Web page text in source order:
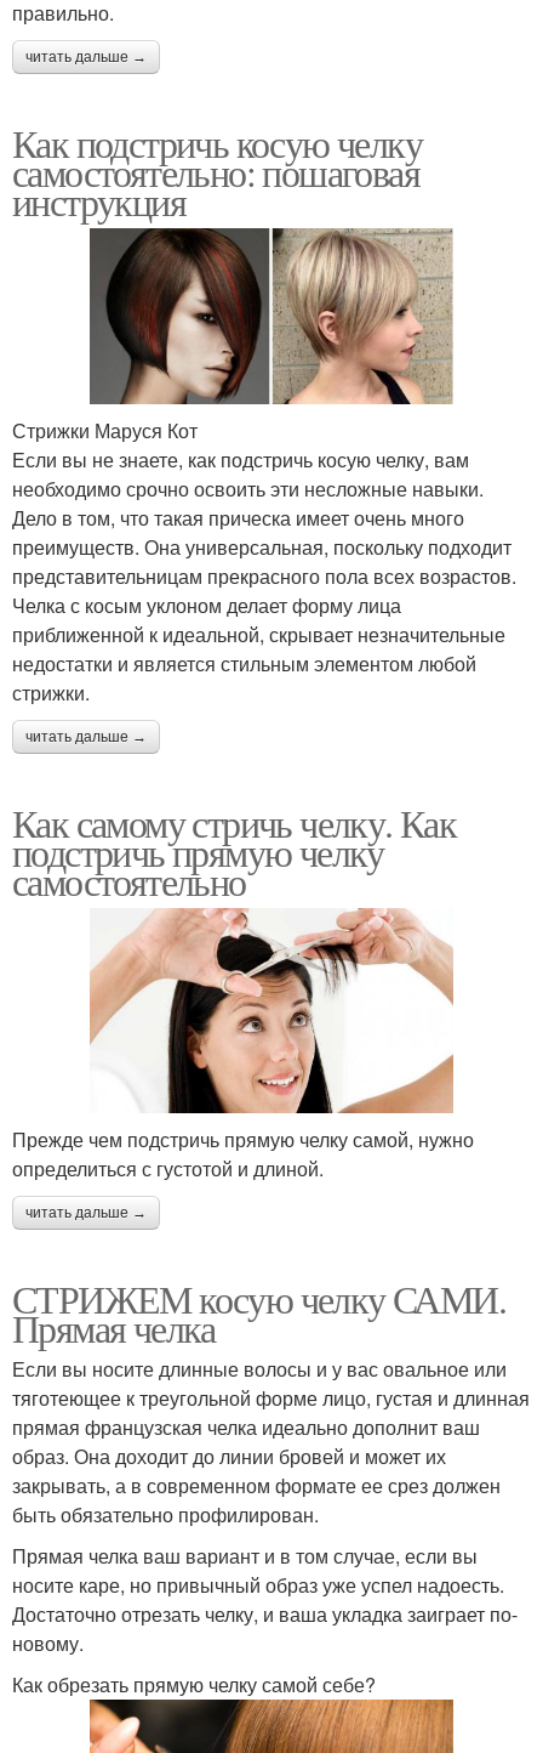
правильно.
читать дальше →
Как подстричь косую челку
самостоятельно: пошаговая
инструкция
Стрижки Маруся Кот
Если вы не знаете, как подстричь косую челку, вам
необходимо срочно освоить эти несложные навыки.
Дело в том, что такая прическа имеет очень много
преимуществ. Она универсальная, поскольку подходит
представительницам прекрасного пола всех возрастов.
Челка с косым уклоном делает форму лица
приближенной к идеальной, скрывает незначительные
недостатки и является стильным элементом любой
стрижки.
читать дальше →
Как самому стричь челку. Как
подстричь прямую челку
самостоятельно
Прежде чем подстричь прямую челку самой, нужно
определиться с густотой и длиной.
читать дальше →
СТРИЖЕМ косую челку САМИ.
Прямая челка
Если вы носите длинные волосы и у вас овальное или
тяготеющее к треугольной форме лицо, густая и длинная
прямая французская челка идеально дополнит ваш
образ. Она доходит до линии бровей и может их
закрывать, а в современном формате ее срез должен
быть обязательно профилирован.
Прямая челка ваш вариант и в том случае, если вы
носите каре, но привычный образ уже успел надоесть.
Достаточно отрезать челку, и ваша укладка заиграет по-
новому.
Как обрезать прямую челку самой себе?